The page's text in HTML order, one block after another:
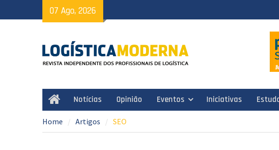
to
07 Ago, 2026
HomeNotícias Opinião Eventos Iniciativas
Home Artigos SEO